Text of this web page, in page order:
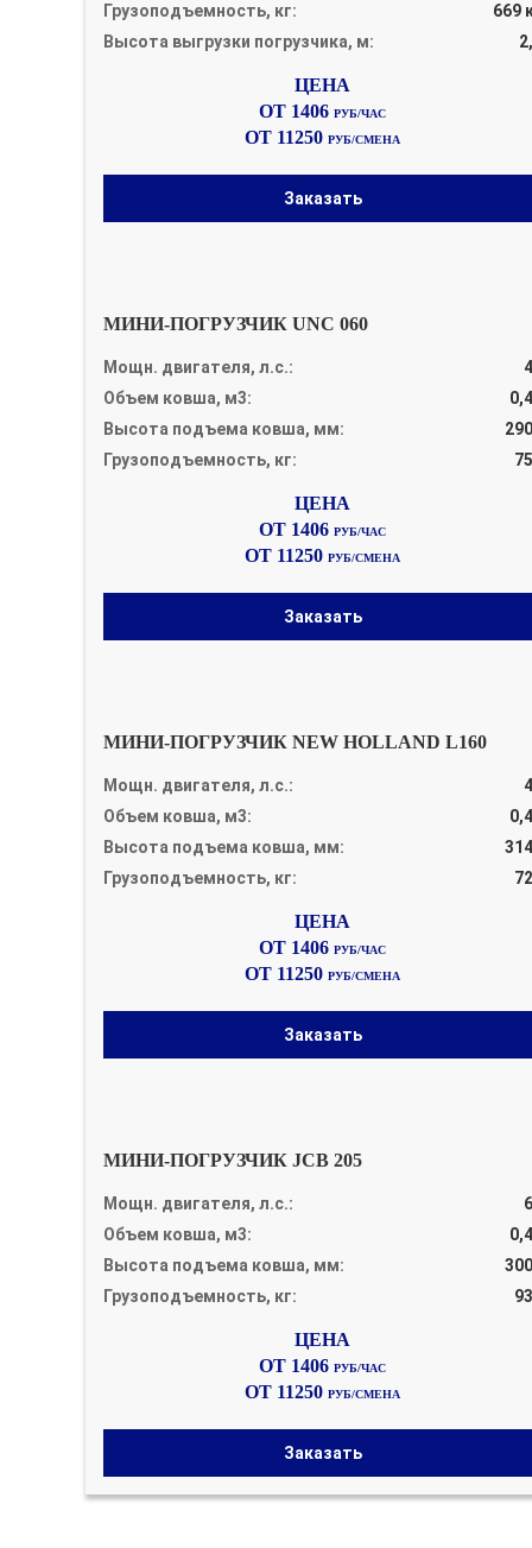
Грузоподъемность, кг:
669
Высота выгрузки погрузчика, м:
ОТ 1406РУБ/ЧАС
ОТ 11250РУБ/СМЕНА
Заказать
МИНИ-ПОГРУЗЧИК UNC 060
Мощн. двигателя, л.с.:
Объем ковша, м3:
Высота подъема ковша, мм:
Грузоподъемность, кг:
ОТ 1406РУБ/ЧАС
ОТ 11250РУБ/СМЕНА
Заказать
МИНИ-ПОГРУЗЧИК NEW HOLLAND L160
Мощн. двигателя, л.с.:
Объем ковша, м3:
Высота подъема ковша, мм:
Грузоподъемность, кг:
ОТ 1406РУБ/ЧАС
ОТ 11250РУБ/СМЕНА
Заказать
МИНИ-ПОГРУЗЧИК JCB 205
Мощн. двигателя, л.с.:
Объем ковша, м3:
Высота подъема ковша, мм:
Грузоподъемность, кг:
ОТ 1406РУБ/ЧАС
ОТ 11250РУБ/СМЕНА
Заказать